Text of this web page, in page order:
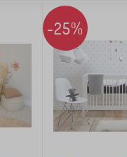
-25%